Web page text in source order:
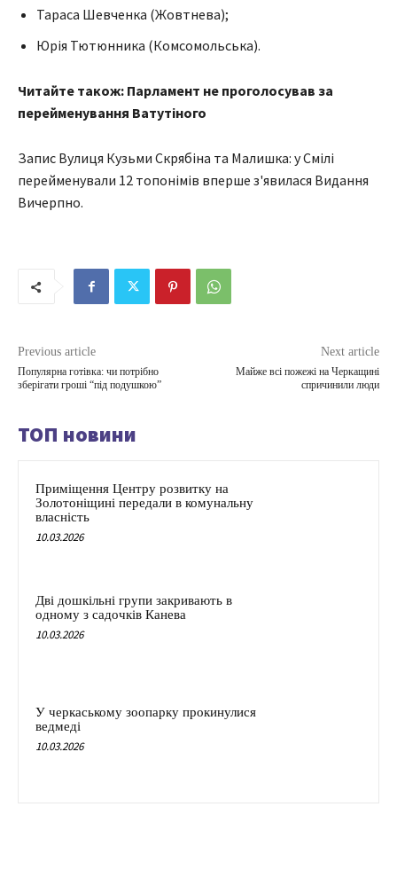
Тараса Шевченка (Жовтнева);
Юрія Тютюнника (Комсомольська).
Читайте також: Парламент не проголосував за
перейменування Ватутіного
Запис Вулиця Кузьми Скрябіна та Малишка: у Смілі
перейменували 12 топонімів вперше з'явилася Видання
Вичерпно.
Previous article
Популярна готівка: чи потрібно
зберігати гроші “під подушкою”
Next article
Майже всі пожежі на Черкащині
спричинили люди
ТОП новини
Приміщення Центру розвитку на
Золотоніщині передали в комунальну
власність
10.03.2026
Дві дошкільні групи закривають в
одному з садочків Канева
10.03.2026
У черкаському зоопарку прокинулися
ведмеді
10.03.2026